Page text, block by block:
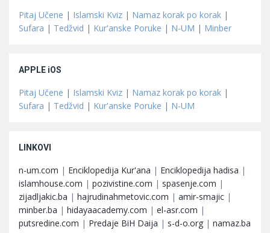
Pitaj Učene | Islamski Kviz | Namaz korak po korak |
Sufara | Tedžvid | Kur'anske Poruke | N-UM | Minber
APPLE iOS
Pitaj Učene | Islamski Kviz | Namaz korak po korak |
Sufara | Tedžvid | Kur'anske Poruke | N-UM
LINKOVI
n-um.com | Enciklopedija Kur'ana | Enciklopedija hadisa |
islamhouse.com | pozivistine.com | spasenje.com |
zijadljakic.ba | hajrudinahmetovic.com | amir-smajic |
minber.ba | hidayaacademy.com | el-asr.com |
putsredine.com | Predaje BiH Daija | s-d-o.org | namaz.ba